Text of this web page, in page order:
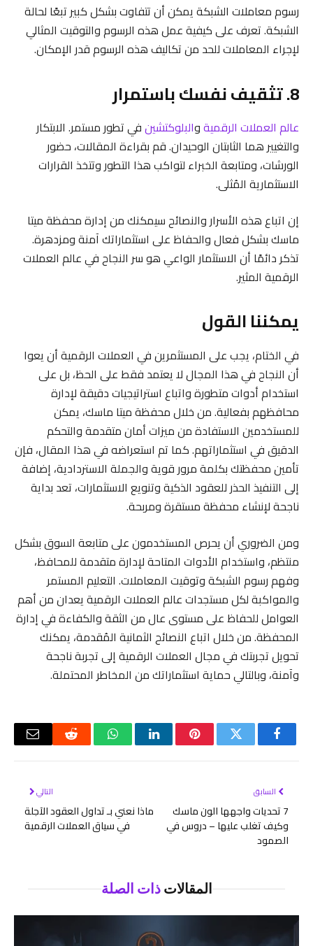
رسوم معاملات الشبكة يمكن أن تتفاوت بشكل كبير تبعًا لحالة
الشبكة. تعرف على كيفية عمل هذه الرسوم والتوقيت المثالي
لإجراء المعاملات للحد من تكاليف هذه الرسوم قدر الإمكان.
8. تثقيف نفسك باستمرار
عالم العملات الرقميةوالبلوكتشينفي تطور مستمر. الابتكار
والتغيير هما الثابتان الوحيدان. قم بقراءة المقالات، حضور
الورشات، ومتابعة الخبراء لتواكب هذا التطور وتتخذ القرارات
الاستثمارية المُثلى.
إن اتباع هذه الأسرار والنصائح سيمكنك من إدارة محفظة ميتا
ماسك بشكل فعال والحفاظ على استثماراتك آمنة ومزدهرة.
تذكر دائمًا أن الاستثمار الواعي هو سر النجاح في عالم العملات
الرقمية المثير.
يمكننا القول
في الختام، يجب على المستثمرين في العملات الرقمية أن يعوا
أن النجاح في هذا المجال لا يعتمد فقط على الحظ، بل على
استخدام أدوات متطورة واتباع استراتيجيات دقيقة لإدارة
محافظهم بفعالية. من خلال محفظة ميتا ماسك، يمكن
للمستخدمين الاستفادة من ميزات أمان متقدمة والتحكم
الدقيق في استثماراتهم. كما تم استعراضه في هذا المقال، فإن
تأمين محفظتك بكلمة مرور قوية والجملة الاستردادية، إضافة
إلى التنفيذ الحذر للعقود الذكية وتنويع الاستثمارات، تعد بداية
ناجحة لإنشاء محفظة مستقرة ومربحة.
ومن الضروري أن يحرص المستخدمون على متابعة السوق بشكل
منتظم، واستخدام الأدوات المتاحة لإدارة متقدمة للمحافظ،
وفهم رسوم الشبكة وتوقيت المعاملات. التعليم المستمر
والمواكبة لكل مستجدات عالم العملات الرقمية يعدان من أهم
العوامل للحفاظ على مستوى عال من الثقة والكفاءة في إدارة
المحفظة. من خلال اتباع النصائح الثمانية المُقدمة، يمكنك
تحويل تجربتك في مجال العملات الرقمية إلى تجربة ناجحة
وآمنة، وبالتالي حماية استثماراتك من المخاطر المحتملة.
فيسبوكتويتر بينتيريستلينكدإن واتسابرديت
البريد
السابق
7 تحديات واجهها الون ماسك
وكيف تغلب عليها – دروس في
الصمود
التالي
ماذا نعني بـ تداول العقود الآجلة
في سياق العملات الرقمية
المقالاتذات الصلة